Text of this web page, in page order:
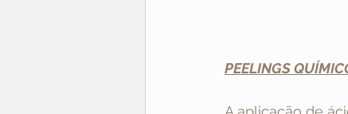
PEELINGS